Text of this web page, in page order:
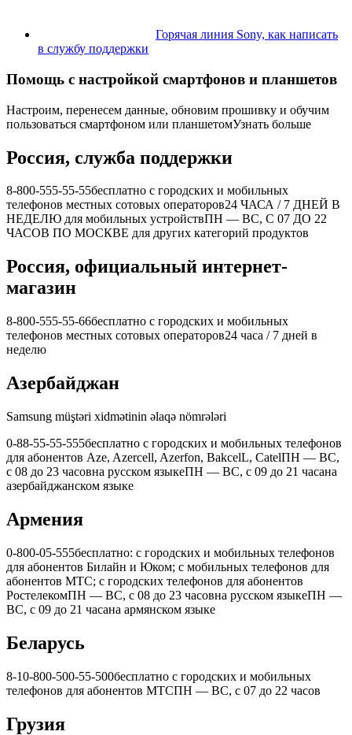
Горячая линия Sony, как написать
в службу поддержки
Помощь с настройкой смартфонов и планшетов
Настроим, перенесем данные, обновим прошивку и обучим
пользоваться смартфоном или планшетомУзнать больше
Россия, служба поддержки
8-800-555-55-55бесплатно с городских и мобильных
телефонов местных сотовых операторов24 ЧАСА / 7 ДНЕЙ В
НЕДЕЛЮ для мобильных устройствПН — ВС, С 07 ДО 22
ЧАСОВ ПО МОСКВЕ для других категорий продуктов
Россия, официальный интернет-
магазин
8-800-555-55-66бесплатно с городских и мобильных
телефонов местных сотовых операторов24 часа / 7 дней в
неделю
Азербайджан
Samsung müştəri xidmətinin əlaqə nömrələri
0-88-55-55-555бесплатно с городских и мобильных телефонов
для абонентов Aze, Azercell, Azerfon, BakcelL, CatelПН — ВС,
с 08 до 23 часовна русском языкеПН — ВС, с 09 до 21 часана
азербайджанском языке
Армения
0-800-05-555бесплатно: с городских и мобильных телефонов
для абонентов Билайн и Юком; с мобильных телефонов для
абонентов МТС; с городских телефонов для абонентов
РостелекомПН — ВС, с 08 до 23 часовна русском языкеПН —
ВС, с 09 до 21 часана армянском языке
Беларусь
8-10-800-500-55-500бесплатно с городских и мобильных
телефонов для абонентов МТСПН — ВС, с 07 до 22 часов
Грузия